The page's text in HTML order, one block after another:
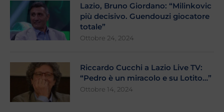
Lazio, Bruno Giordano: “Milinkovic
più decisivo. Guendouzi giocatore
totale”
Ottobre 24, 2024
Riccardo Cucchi a Lazio Live TV:
“Pedro è un miracolo e su Lotito…”
Ottobre 14, 2024